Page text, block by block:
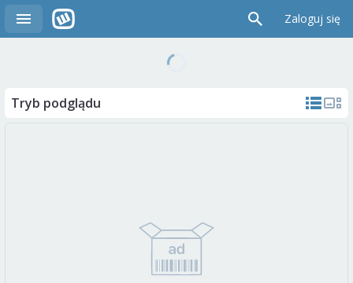
Zaloguj się
Tryb podglądu